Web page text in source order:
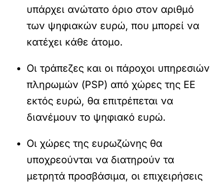
υπάρχει ανώτατο όριο στον αριθμό
των ψηφιακών ευρώ, που μπορεί να
κατέχει κάθε άτομο.
Οι τράπεζες και οι πάροχοι υπηρεσιών
πληρωμών (PSP) από χώρες της ΕΕ
εκτός ευρώ, θα επιτρέπεται να
διανέμουν το ψηφιακό ευρώ.
Οι χώρες της ευρωζώνης θα
υποχρεούνται να διατηρούν τα
μετρητά προσβάσιμα, οι επιχειρήσεις